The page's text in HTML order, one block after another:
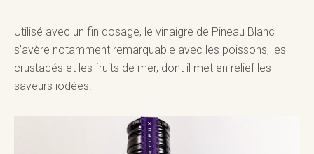
Utilisé avec un fin dosage, le vinaigre de Pineau Blanc
s’avère notamment remarquable avec les poissons, les
crustacés et les fruits de mer, dont il met en relief les
saveurs iodées.